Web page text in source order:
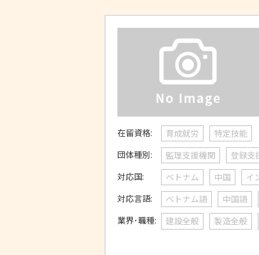
在留資格: 育成就労
特定技能
団体種別:
監理支援機関
登録支
対応国:
ベトナム 中国 イ
対応言語:
ベトナム語 中国語
業界･職種:
建設全般 製造全般